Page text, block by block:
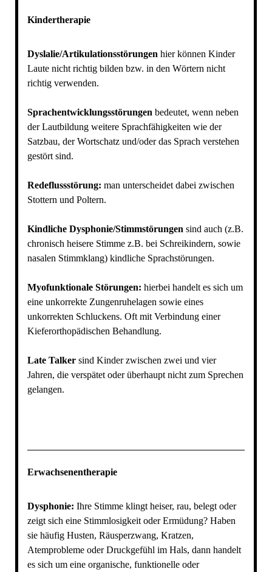
Kindertherapie
Dyslalie/Artikulationsstörungen hier können Kinder
Laute nicht richtig bilden bzw. in den Wörtern nicht
richtig verwenden.
Sprachentwicklungsstörungen bedeutet, wenn neben
der Lautbildung weitere Sprachfähigkeiten wie der
Satzbau, der Wortschatz und/oder das Sprach verstehen
gestört sind.
Redeflussstörung: man unterscheidet dabei zwischen
Stottern und Poltern.
Kindliche Dysphonie/Stimmstörungen sind auch (z.B.
chronisch heisere Stimme z.B. bei Schreikindern, sowie
nasalen Stimmklang) kindliche Sprachstörungen.
Myofunktionale Störungen: hierbei handelt es sich um
eine unkorrekte Zungenruhelagen sowie eines
unkorrekten Schluckens. Oft mit Verbindung einer
Kieferorthopädischen Behandlung.
Late Talkersind Kinder zwischen zwei und vier
Jahren, die verspätet oder überhaupt nicht zum Sprechen
gelangen.
Erwachsenentherapie
Dysphonie: Ihre Stimme klingt heiser, rau, belegt oder
zeigt sich eine Stimmlosigkeit oder Ermüdung? Haben
sie häufig Husten, Räusperzwang, Kratzen,
Atemprobleme oder Druckgefühl im Hals, dann handelt
es sich um eine organische, funktionelle oder